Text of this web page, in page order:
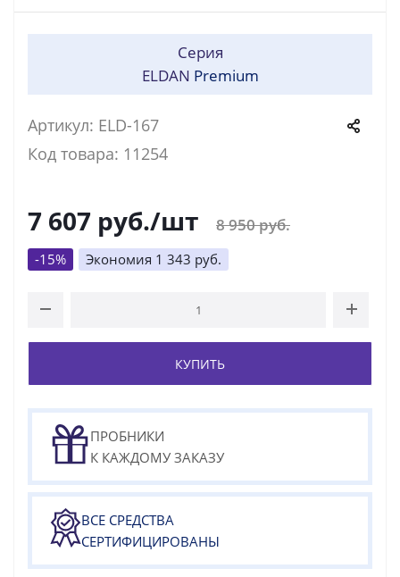
Артикул: ELD-167
Код товара: 11254
Серия
ELDAN Premium
7 607 руб./шт 8 950руб.
-15% Экономия 1 343 руб.
КУПИТЬ
ПРОБНИКИ
К КАЖДОМУ ЗАКАЗУ
ВСЕ СРЕДСТВА
СЕРТИФИЦИРОВАНЫ